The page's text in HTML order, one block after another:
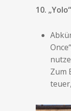
10. „Yolo“
Zum